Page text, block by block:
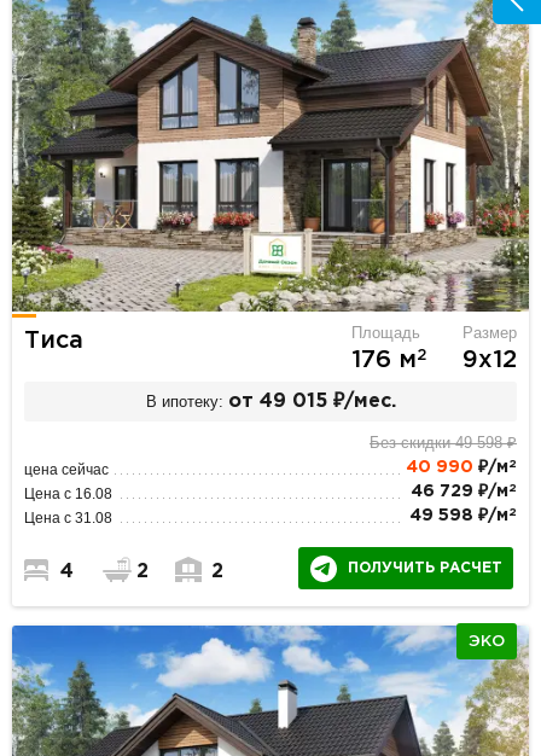
Тиса Площадь
176 м2
Размер
9х12
В ипотеку: от 49 015 ₽/мес.
Без скидки 49 598 ₽
цена сейчас 40 990 ₽/м 2
Цена с 16.08 46 729 ₽/м 2
Цена с 31.08 49 598 ₽/м 2
4 2 2 ПОЛУЧИТЬ РАСЧЕТ
ЭКО